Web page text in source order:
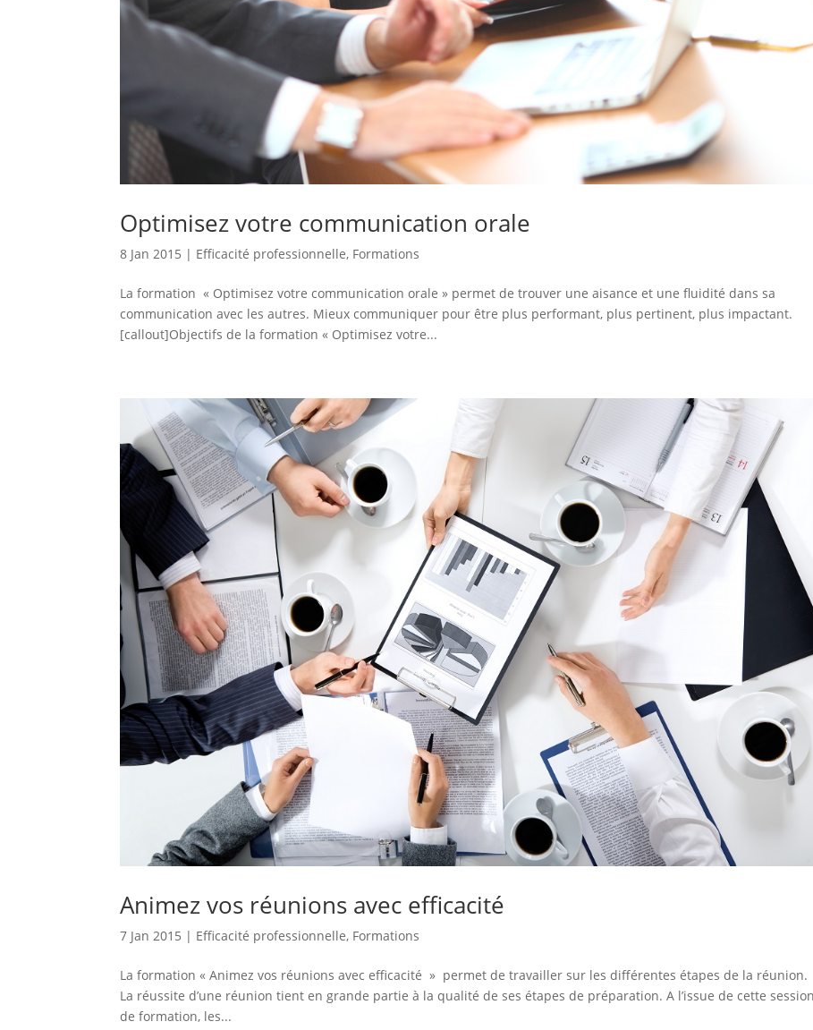
Optimisez votre communication orale
8 Jan 2015 | Efficacité professionnelle, Formations
La formation « Optimisez votre communication orale » permet de trouver une aisance et une fluidité dans sa
communication avec les autres. Mieux communiquer pour être plus performant, plus pertinent, plus impactant.
[callout]Objectifs de la formation « Optimisez votre...
Animez vos réunions avec efficacité
7 Jan 2015 | Efficacité professionnelle, Formations
La formation « Animez vos réunions avec efficacité » permet de travailler sur les différentes étapes de la réunion.
La réussite d’une réunion tient en grande partie à la qualité de ses étapes de préparation. A l’issue de cette session
de formation, les...